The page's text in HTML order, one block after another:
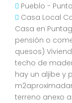
Pueblo -
Casa Local
Casa en
pensión o
quesos)
techo de
hay un aljibe y
terreno anexo